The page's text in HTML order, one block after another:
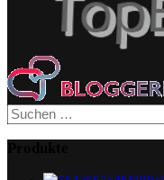
Suchen
nach: